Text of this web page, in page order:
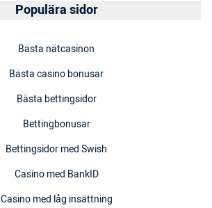
Populära sidor
Bästa nätcasinon
Bästa casino bonusar
Bästa bettingsidor
Bettingbonusar
Bettingsidor med Swish
Casino med BankID
Casino med låg insättning